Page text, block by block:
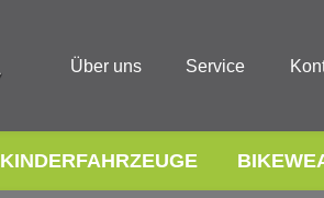
Über uns Service
KINDERFAHRZEUGE